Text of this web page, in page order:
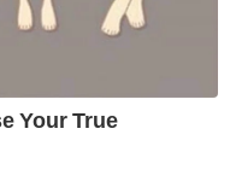
Your True